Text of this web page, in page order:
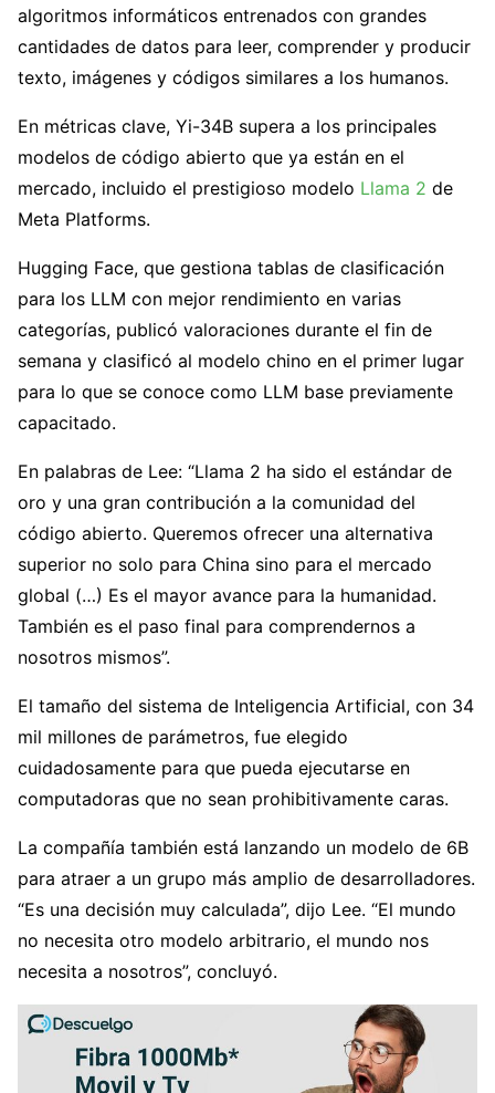
algoritmos informáticos entrenados con grandes
cantidades de datos para leer, comprender y producir
texto, imágenes y códigos similares a los humanos.
En métricas clave, Yi-34B supera a los principales
modelos de código abierto que ya están en el
mercado, incluido el prestigioso modelo Llama 2 de
Meta Platforms.
Hugging Face, que gestiona tablas de clasificación
para los LLM con mejor rendimiento en varias
categorías, publicó valoraciones durante el fin de
semana y clasificó al modelo chino en el primer lugar
para lo que se conoce como LLM base previamente
capacitado.
En palabras de Lee: “Llama 2 ha sido el estándar de
oro y una gran contribución a la comunidad del
código abierto. Queremos ofrecer una alternativa
superior no solo para China sino para el mercado
global (…) Es el mayor avance para la humanidad.
También es el paso final para comprendernos a
nosotros mismos”.
El tamaño del sistema de Inteligencia Artificial, con 34
mil millones de parámetros, fue elegido
cuidadosamente para que pueda ejecutarse en
computadoras que no sean prohibitivamente caras.
La compañía también está lanzando un modelo de 6B
para atraer a un grupo más amplio de desarrolladores.
“Es una decisión muy calculada”, dijo Lee. “El mundo
no necesita otro modelo arbitrario, el mundo nos
necesita a nosotros”, concluyó.